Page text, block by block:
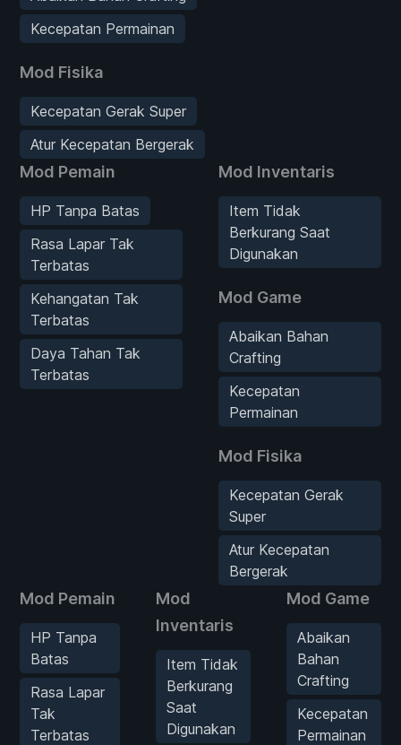
Kecepatan Permainan
Mod Fisika
Kecepatan Gerak Super
Atur Kecepatan Bergerak
Mod Pemain
HP Tanpa Batas
Rasa Lapar Tak
Terbatas
Kehangatan Tak
Terbatas
Daya Tahan Tak
Terbatas
Mod Inventaris
Item Tidak
Berkurang Saat
Digunakan
Mod Game
Abaikan Bahan
Crafting
Kecepatan
Permainan
Mod Fisika
Kecepatan Gerak
Super
Atur Kecepatan
Bergerak
Mod Pemain
HP Tanpa
Batas
Rasa Lapar
Tak
Terbatas
Mod
Inventaris
Item Tidak
Berkurang
Saat
Digunakan
Mod Game
Abaikan
Bahan
Crafting
Kecepatan
Permainan